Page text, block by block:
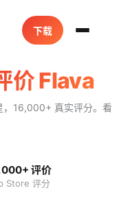
下载
价 Flava
16,000+ 真实评分。看
评价
Store 评分